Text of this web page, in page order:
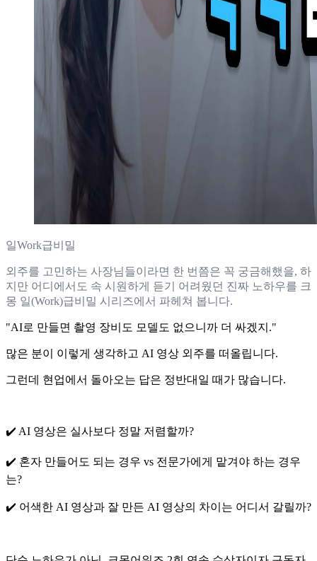
일Work급비밀
외주를 고민하는 사장님들이라면 한 번쯤은 꼭 궁금해했을, 하
지만 어디에서도 속 시원하게 듣기 어려웠던 진짜 노하우를 크
몽 일(Work)급비밀 시리즈에서 파헤쳐 봅니다.
"AI로 만들면 촬영 장비도 모델도 없으니까 더 싸겠지."
많은 분이 이렇게 생각하고 AI 영상 외주를 떠올립니다.
그런데 현업에서 돌아오는 답은 정반대일 때가 많습니다.
✔️ AI 영상은 실사보다 정말 저렴할까?
✔️ 혼자 만들어도 되는 경우 vs 전문가에게 맡겨야 하는 경우
는?
✔️ 어색한 AI 영상과 잘 만든 AI 영상의 차이는 어디서 갈릴까?